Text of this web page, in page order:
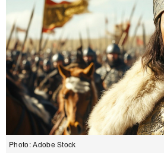
Photo: Adobe Stock